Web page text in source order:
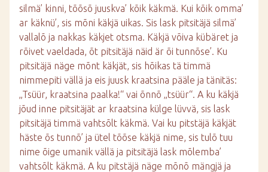
silmä’ kinni, tõõsõ juuskva’ kõik käkmä. Kui kõik omma’
ar käknü’, sis mõni käkjä uikas. Sis lask pitsitäjä silmä’
vallalõ ja nakkas käkjet otsma. Käkjä võiva kübäret ja
rõivet vaeldada, õt pitsitäjä näid är õi tunnõse’. Ku
pitsitäjä näge mõnt käkjät, sis hõikas tä timmä
nimmepiti vällä ja eis juusk kraatsina pääle ja tänitäs:
„Tsüür, kraatsina paalka!“ vai õnnõ „tsüür“. A ku käkjä
jõud inne pitsitäjät ar kraatsina külge lüvvä, sis lask
pitsitäjä timmä vahtsõlt käkmä. Vai ku pitstäjä käkjät
häste õs tunnõ’ ja ütel tõõse käkjä nime, sis tulõ tuu
nime õige umanik vällä ja pitsitäjä lask mõlemba’
vahtsõlt käkmä. A ku pitstäjä näge mõnõ mängjä ja